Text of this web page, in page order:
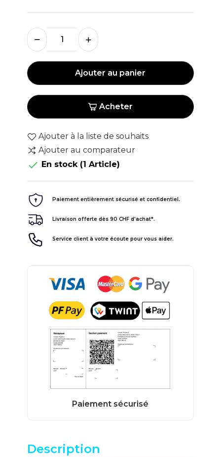
Ajouter au panier
Acheter
Ajouter à la liste de souhaits
Ajouter au comparateur
 En stock (1 Article)
Paiement entièrement sécurisé et confidentiel.
Livraison offerte dès 90 CHF d'achat*.
Service client à votre écoute pour vous aider.
Description